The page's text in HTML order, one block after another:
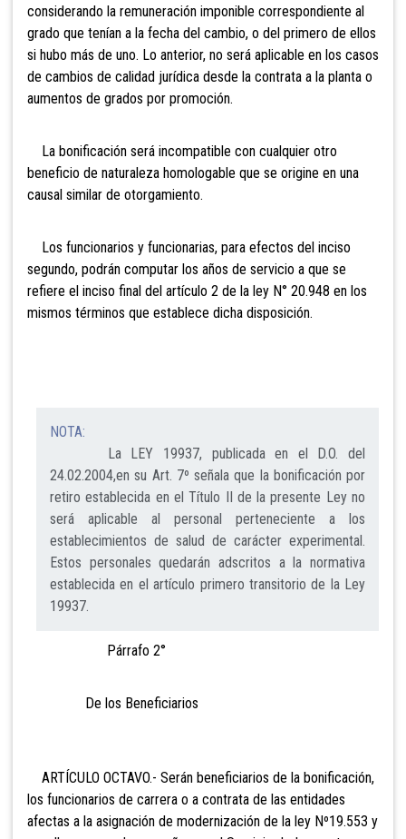
considerando la remuneración imponible correspondiente al
grado que tenían a la fecha del cambio, o del primero de ellos
si hubo más de uno. Lo anterior, no será aplicable en los casos
de cambios de calidad jurídica desde la contrata a la planta o
aumentos de grados por promoción.
La bonificación será incompatible con cualquier otro
beneficio de naturaleza homologable que se origine en una
causal similar de otorgamiento.
Los funcionarios y funcionarias, para efectos del inciso
segundo, podrán computar los años de servicio a que se
refiere el inciso final del artículo 2 de la ley N° 20.948 en los
mismos términos que establece dicha disposición.
NOTA:
La LEY 19937, publicada en el D.O. del
24.02.2004,en su Art. 7º señala que la bonificación por
retiro establecida en el Título II de la presente Ley no
será aplicable al personal perteneciente a los
establecimientos de salud de carácter experimental.
Estos personales quedarán adscritos a la normativa
establecida en el artículo primero transitorio de la Ley
19937.
Párrafo 2°
De los Beneficiarios
ARTÍCULO OCTAVO.- Serán beneficiarios de la bonificación,
los funcionarios de carrera o a contrata de las entidades
afectas a la asignación de modernización de la ley Nº19.553 y